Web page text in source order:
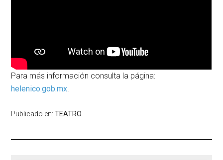
Para más información consulta la página:
helenico.gob.mx.
Publicado en:TEATRO